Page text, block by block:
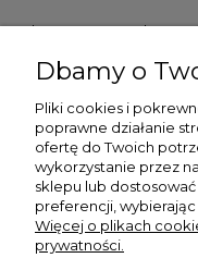
Ulex Sp. z O.O. , ul. T.T.
Dbamy o
Pliki cookies i
poprawne działanie
ofertę do Twoich
wykorzystanie przez
sklepu lub
preferencji,
Więcej o plikach
prywatności.